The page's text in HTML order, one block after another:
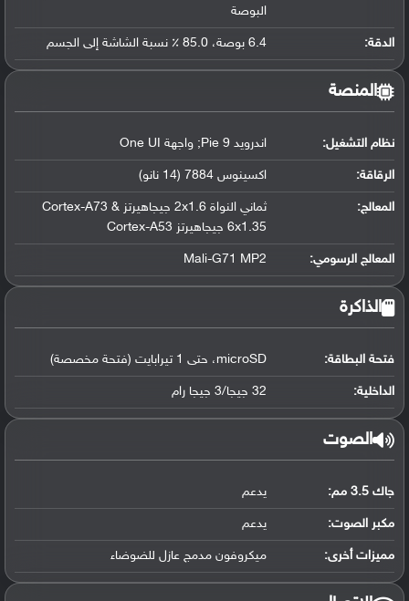
البوصة
الدقة: 6.4 بوصة، 85.0 ٪ نسبة الشاشة إلى الجسم
المنصة
نظام التشغيل: اندرويد 9 Pie; واجهة One UI
الرقاقة: اكسينوس 7884 (14 نانو)
المعالج:
ثماني النواة 2x1.6 جيجاهيرتز Cortex-A73 &
6x1.35 جيجاهيرتز Cortex-A53
المعالج الرسومي:
Mali-G71 MP2
الذاكرة
فتحة البطاقة: microSD، حتى 1 تيرابايت (فتحة مخصصة)
الداخلية: 32 جيجا/3 جيجا رام
الصوت
جاك 3.5 مم: يدعم
مكبر الصوت: يدعم
مميزات أخرى: ميكروفون مدمج عازل للضوضاء